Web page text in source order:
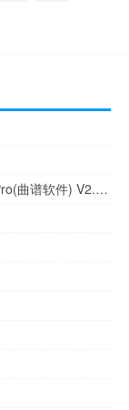
Muse Pro(曲谱软件) V2.70 官方版（Muse Pro(曲谱软件) V2.70 官方版功能简介）